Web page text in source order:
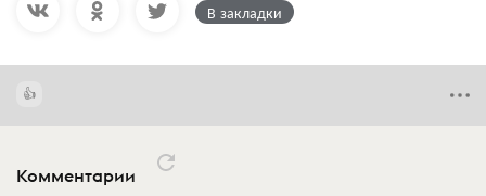
В закладки
Комментарии